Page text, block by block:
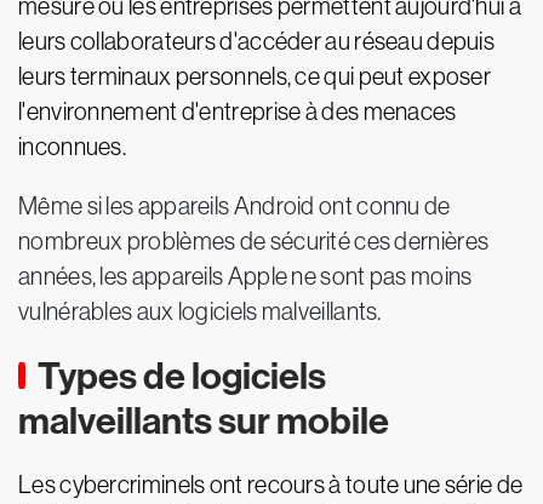
mesure où les entreprises permettent aujourd'hui à
leurs collaborateurs d'accéder au réseau depuis
leurs terminaux personnels, ce qui peut exposer
l'environnement d'entreprise à des menaces
inconnues.
Même si les appareils Android ont connu de
nombreux problèmes de sécurité ces dernières
années, les appareils Apple ne sont pas moins
vulnérables aux logiciels malveillants.
Types de logiciels
malveillants sur mobile
Les cybercriminels ont recours à toute une série de